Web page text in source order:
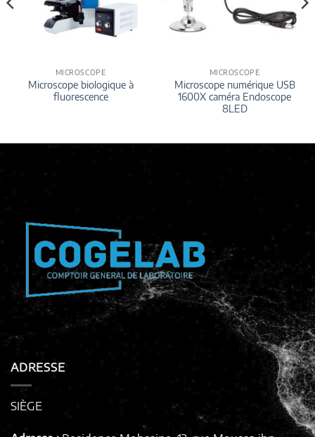
MICROSCOPE
Microscope biologique à
fluorescence
MICROSCOPE
Microscope numérique USB
1600X caméra Endoscope
8LED
ADRESSE
SIÈGE